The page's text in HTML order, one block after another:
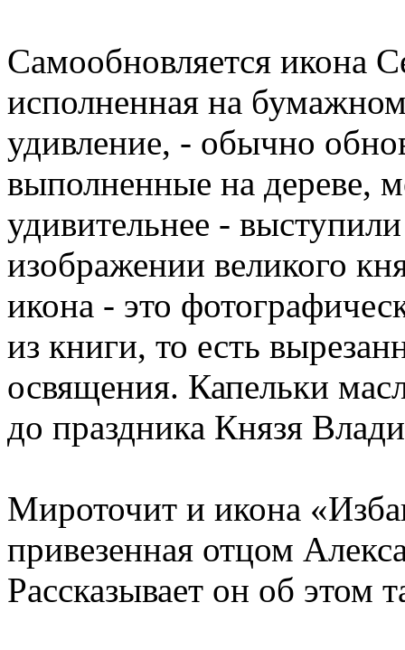
Самообновляется икона
исполненная на
удивление, - обычно
выполненные на дереве,
удивительнее -
изображении великого
икона - это
из книги, то есть
освящения. Капельки
до праздника Князя
Мироточит и икона
привезенная отцом
Рассказывает он об этом